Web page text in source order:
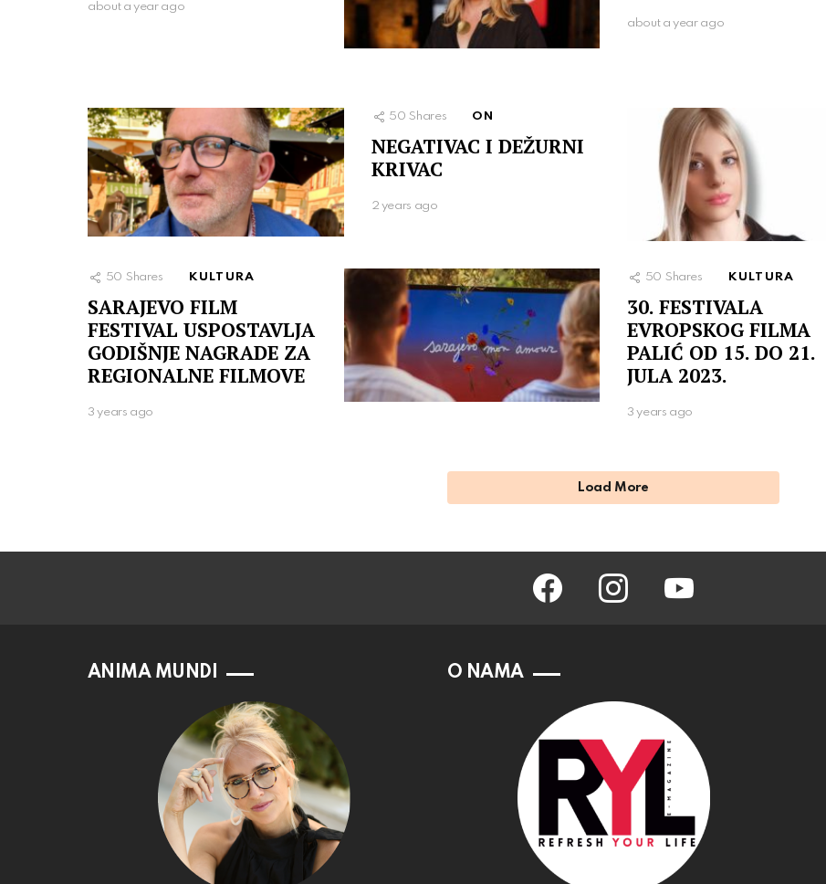
about a year ago
about a year ago
50 Shares ON
NEGATIVAC I DEŽURNI
KRIVAC
2 years ago
50 Shares KULTURA
SARAJEVO FILM
FESTIVAL USPOSTAVLJA
GODIŠNJE NAGRADE ZA
REGIONALNE FILMOVE
3 years ago
50 Shares KULTURA
30. FESTIVALA
EVROPSKOG FILMA
PALIĆ OD 15. DO 21.
JULA 2023.
3 years ago
Load More
facebook instagram youtube
ANIMA MUNDI O NAMA